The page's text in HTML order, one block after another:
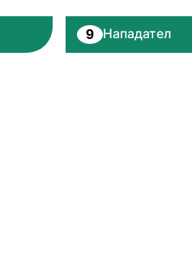
9 Нападател